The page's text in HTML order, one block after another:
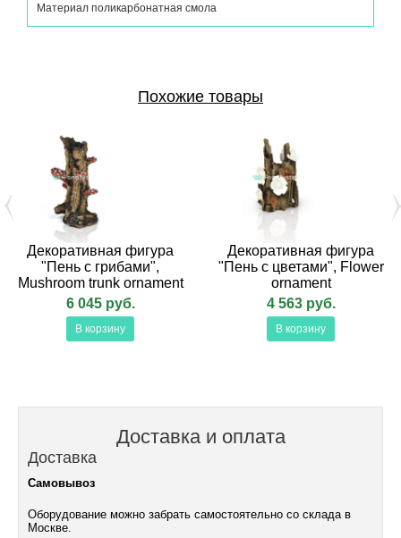
Материал поликарбонатная смола
Похожие товары
Декоративная фигура
"Пень с грибами",
Mushroom trunk ornament
6 045 руб.
В корзину
Декоративная фигура
"Пень с цветами", Flower
ornament
4 563 руб.
В корзину
Доставка и оплата
Доставка
Самовывоз
Оборудование можно забрать самостоятельно со склада в
Москве.